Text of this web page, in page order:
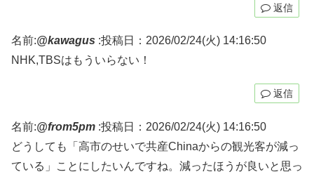
返信
名前:@kawagus :投稿日：2026/02/24(火) 14:16:50
NHK,TBSはもういらない！
返信
名前:@from5pm :投稿日：2026/02/24(火) 14:16:50
どうしても「高市のせいで共産Chinaからの観光客が減っ
ている」ことにしたいんですね。減ったほうが良いと思っ